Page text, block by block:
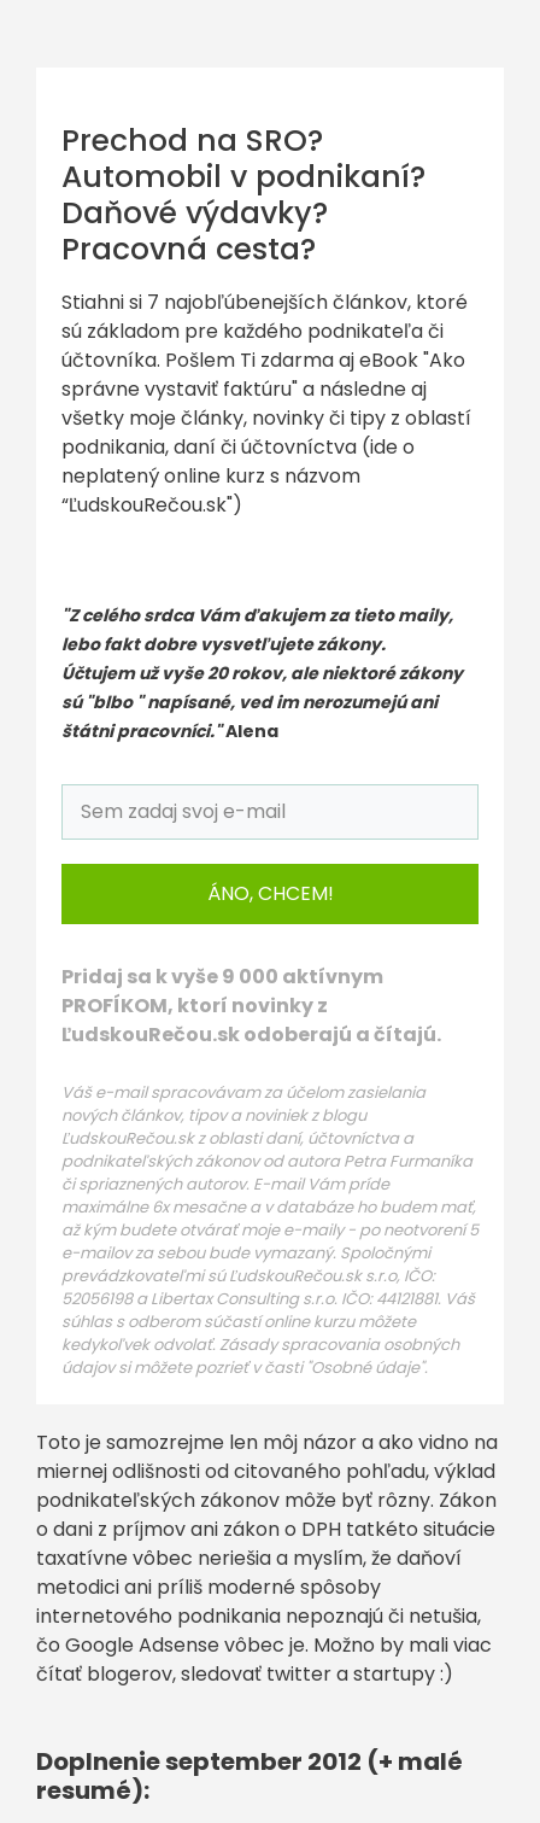
Prechod na SRO?
Automobil v podnikaní?
Daňové výdavky?
Pracovná cesta?
Stiahni si 7 najobľúbenejších článkov, ktoré
sú základom pre každého podnikateľa či
účtovníka. Pošlem Ti zdarma aj eBook "Ako
správne vystaviť faktúru" a následne aj
všetky moje články, novinky či tipy z oblastí
podnikania, daní či účtovníctva (ide o
neplatený online kurz s názvom
“ĽudskouRečou.sk")
"Z celého srdca Vám ďakujem za tieto maily,
lebo fakt dobre vysvetľujete zákony.
Účtujem už vyše 20 rokov, ale niektoré zákony
sú "blbo " napísané, ved im nerozumejú ani
štátni pracovníci."Alena
ÁNO, CHCEM!
Pridaj sa k vyše 9 000 aktívnym
PROFÍKOM, ktorí novinky z
ĽudskouRečou.sk odoberajú a čítajú.
Váš e-mail spracovávam za účelom zasielania
nových článkov, tipov a noviniek z blogu
ĽudskouRečou.sk z oblasti daní, účtovníctva a
podnikateľských zákonov od autora Petra Furmaníka
či spriaznených autorov. E-mail Vám príde
maximálne 6x mesačne a v databáze ho budem mať,
až kým budete otvárať moje e-maily - po neotvorení 5
e-mailov za sebou bude vymazaný. Spoločnými
prevádzkovateľmi sú ĽudskouRečou.sk s.r.o, IČO:
52056198 a Libertax Consulting s.r.o. IČO: 44121881. Váš
súhlas s odberom súčastí online kurzu môžete
kedykoľvek odvolať. Zásady spracovania osobných
údajov si môžete pozrieť v časti "Osobné údaje".
Toto je samozrejme len môj názor a ako vidno na
miernej odlišnosti od citovaného pohľadu, výklad
podnikateľských zákonov môže byť rôzny. Zákon
o dani z príjmov ani zákon o DPH tatkéto situácie
taxatívne vôbec neriešia a myslím, že daňoví
metodici ani príliš moderné spôsoby
internetového podnikania nepoznajú či netušia,
čo Google Adsense vôbec je. Možno by mali viac
čítať blogerov, sledovať twitter a startupy :)
Doplnenie september 2012 (+ malé
resumé):